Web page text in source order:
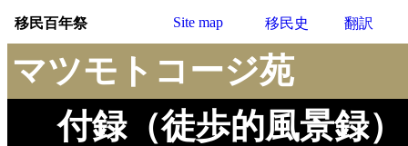
移民百年祭 Site map 移民史 翻訳
マツモトコージ苑
付録（徒歩的風景録）